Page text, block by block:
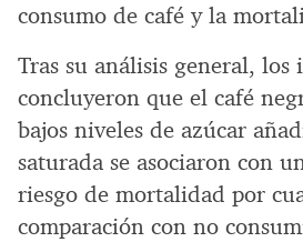
consumo de café y la
Tras su análisis general, los
concluyeron que el café
bajos niveles de azúcar
saturada se asociaron con
riesgo de mortalidad por
comparación con no